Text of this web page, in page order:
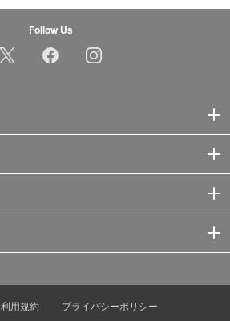
Follow Us
利用規約 プライバシーポリシー